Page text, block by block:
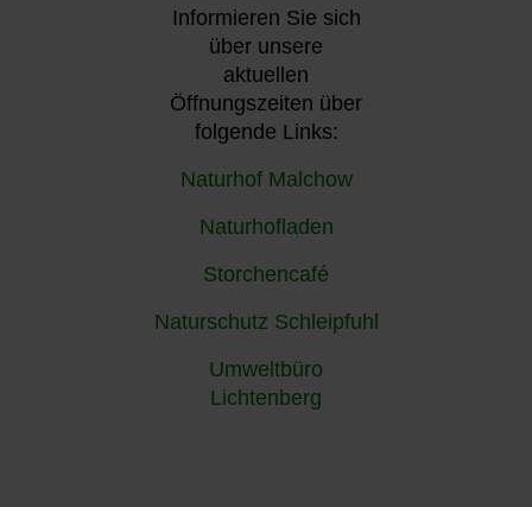
Informieren Sie sich
über unsere
aktuellen
Öffnungszeiten über
folgende Links:
Naturhof Malchow
Naturhofladen
Storchencafé
Naturschutz Schleipfuhl
Umweltbüro
Lichtenberg